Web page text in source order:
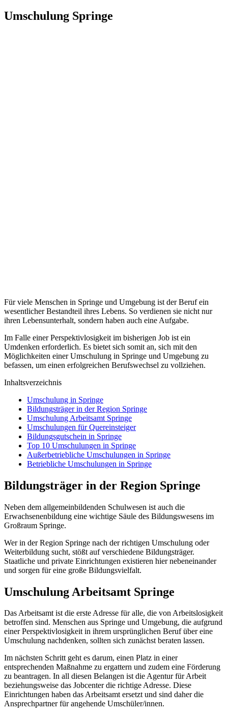
Umschulung Springe
Für viele Menschen in Springe und Umgebung ist der Beruf ein
wesentlicher Bestandteil ihres Lebens. So verdienen sie nicht nur
ihren Lebensunterhalt, sondern haben auch eine Aufgabe.
Im Falle einer Perspektivlosigkeit im bisherigen Job ist ein
Umdenken erforderlich. Es bietet sich somit an, sich mit den
Möglichkeiten einer Umschulung in Springe und Umgebung zu
befassen, um einen erfolgreichen Berufswechsel zu vollziehen.
Inhaltsverzeichnis
Umschulung in Springe
Bildungsträger in der Region Springe
Umschulung Arbeitsamt Springe
Umschulungen für Quereinsteiger
Bildungsgutschein in Springe
Top 10 Umschulungen in Springe
Außerbetriebliche Umschulungen in Springe
Betriebliche Umschulungen in Springe
Bildungsträger in der Region Springe
Neben dem allgemeinbildenden Schulwesen ist auch die
Erwachsenenbildung eine wichtige Säule des Bildungswesens im
Großraum Springe.
Wer in der Region Springe nach der richtigen Umschulung oder
Weiterbildung sucht, stößt auf verschiedene Bildungsträger.
Staatliche und private Einrichtungen existieren hier nebeneinander
und sorgen für eine große Bildungsvielfalt.
Umschulung Arbeitsamt Springe
Das Arbeitsamt ist die erste Adresse für alle, die von Arbeitslosigkeit
betroffen sind. Menschen aus Springe und Umgebung, die aufgrund
einer Perspektivlosigkeit in ihrem ursprünglichen Beruf über eine
Umschulung nachdenken, sollten sich zunächst beraten lassen.
Im nächsten Schritt geht es darum, einen Platz in einer
entsprechenden Maßnahme zu ergattern und zudem eine Förderung
zu beantragen. In all diesen Belangen ist die Agentur für Arbeit
beziehungsweise das Jobcenter die richtige Adresse. Diese
Einrichtungen haben das Arbeitsamt ersetzt und sind daher die
Ansprechpartner für angehende Umschüler/innen.